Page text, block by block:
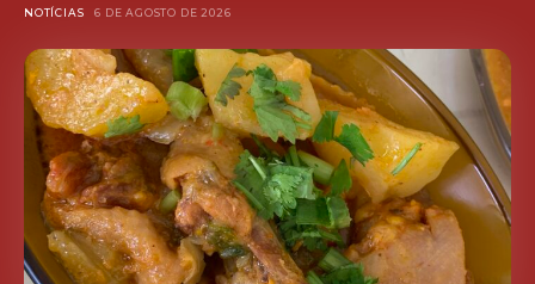
NOTÍCIAS 6 DE AGOSTO DE 2026